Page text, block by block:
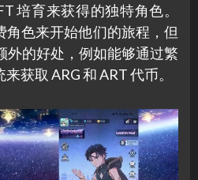
培育来获得的独特角色。
角色来开始他们的旅程，但
外的好处，例如能够通过繁
获取 ARG 和 ART 代币。